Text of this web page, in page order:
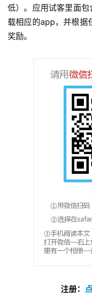
首
页
低）。应用试客里面
载相应的app，并根据
奖励。
注册：